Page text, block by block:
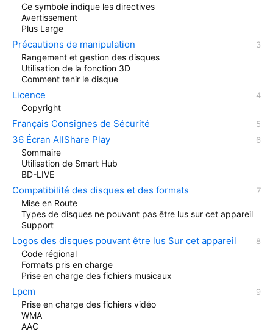
Ce symbole indique les directives
Avertissement
Plus Large
Précautions de manipulation
Rangement et gestion des disques
Utilisation de la fonction 3D
Comment tenir le disque
Licence
Copyright
Français Consignes de Sécurité
36 Écran AllShare Play
Sommaire
Utilisation de Smart Hub
BD-LIVE
Compatibilité des disques et des formats
Mise en Route
Types de disques ne pouvant pas être lus sur cet appareil
Support
Logos des disques pouvant être lus Sur cet appareil
Code régional
Formats pris en charge
Prise en charge des fichiers musicaux
Lpcm
Prise en charge des fichiers vidéo
WMA
AAC